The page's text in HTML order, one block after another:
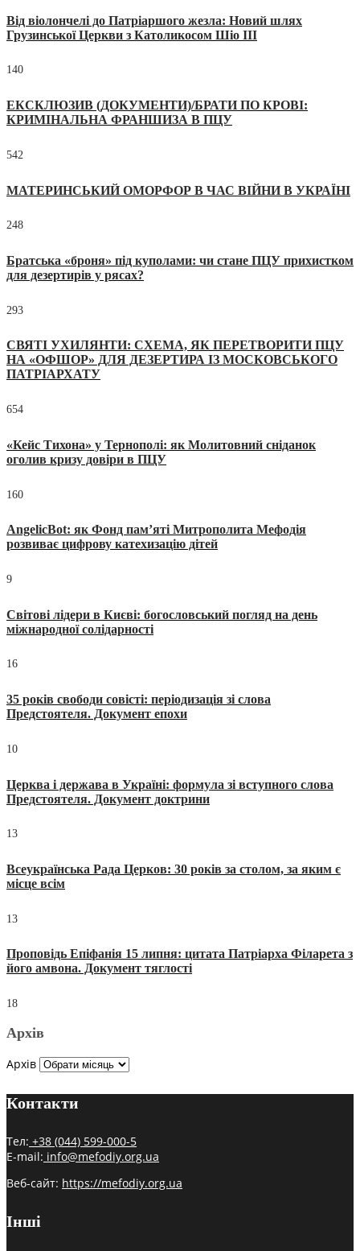
Від віолончелі до Патріаршого жезла: Новий шлях
Грузинської Церкви з Католикосом Шіо III
140
ЕКСКЛЮЗИВ (ДОКУМЕНТИ)/БРАТИ ПО КРОВІ:
КРИМІНАЛЬНА ФРАНШИЗА В ПЦУ
542
МАТЕРИНСЬКИЙ ОМОРФОР В ЧАС ВІЙНИ В УКРАЇНІ
248
Братська «броня» під куполами: чи стане ПЦУ прихистком
для дезертирів у рясах?
293
СВЯТІ УХИЛЯНТИ: СХЕМА, ЯК ПЕРЕТВОРИТИ ПЦУ
НА «ОФШОР» ДЛЯ ДЕЗЕРТИРА ІЗ МОСКОВСЬКОГО
ПАТРІАРХАТУ
654
«Кейс Тихона» у Тернополі: як Молитовний сніданок
оголив кризу довіри в ПЦУ
160
AngelicBot: як Фонд пам’яті Митрополита Мефодія
розвиває цифрову катехизацію дітей
9
Світові лідери в Києві: богословський погляд на день
міжнародної солідарності
16
35 років свободи совісті: періодизація зі слова
Предстоятеля. Документ епохи
10
Церква і держава в Україні: формула зі вступного слова
Предстоятеля. Документ доктрини
13
Всеукраїнська Рада Церков: 30 років за столом, за яким є
місце всім
13
Проповідь Епіфанія 15 липня: цитата Патріарха Філарета з
його амвона. Документ тяглості
18
Архів
Архів
Контакти
Тел: +38 (044) 599-000-5
E-mail: info@mefodiy.org.ua
Веб-сайт: https://mefodiy.org.ua
Інші